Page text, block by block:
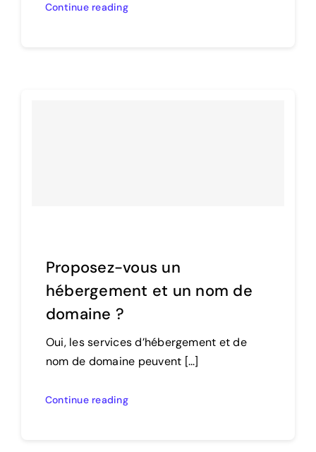
Continue reading
Proposez-vous un
hébergement et un nom de
domaine ?
Oui, les services d’hébergement et de
nom de domaine peuvent [...]
Continue reading